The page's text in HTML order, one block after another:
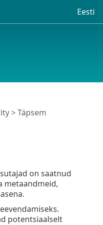
Eesti
>Täpsem
on saatnud
metaandmeid,
potentsiaalselt